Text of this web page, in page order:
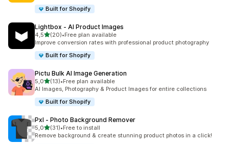
Built for Shopify
Lightbox ‑ AI Product Images
4,5na 5 gwiazdek
(20)
Łączna liczba recenzji: 20
•Free plan available
Improve conversion rates with professional product photography
Built for Shopify
Pictu Bulk AI Image Generation
5,0na 5 gwiazdek
(13)
Łączna liczba recenzji: 13
•Free plan available
AI Images, Photography & Product Images for entire collections
Built for Shopify
Pxl ‑ Photo Background Remover
5,0na 5 gwiazdek
(31)
Łączna liczba recenzji: 31
•Free to install
Remove background & create stunning product photos in a click!